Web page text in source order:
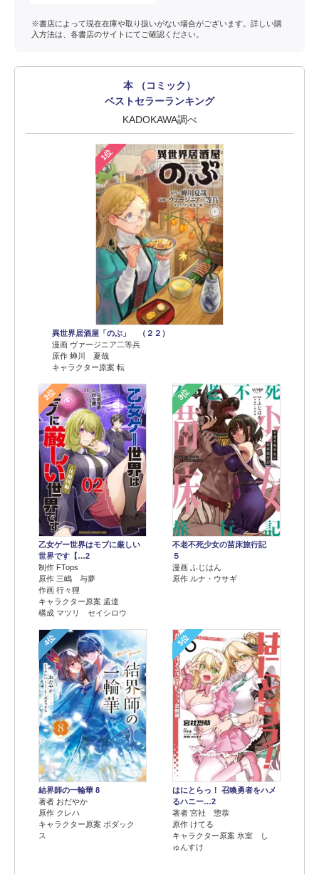
※書店によって現在在庫や取り扱いがない場合がございます。詳しい購
入方法は、各書店のサイトにてご確認ください。
本 （コミック）
ベストセラーランキング
KADOKAWA調べ
1位
異世界居酒屋「のぶ」 （２２）
漫画 ヴァージニア二等兵
原作 蝉川 夏哉
キャラクター原案 転
2位
乙女ゲー世界はモブに厳しい
世界です【…2
制作 FTops
原作 三嶋 与夢
作画 行々狸
キャラクター原案 孟達
構成 マツリ セイシロウ
3位
不老不死少女の苗床旅行記
５
漫画 ふじはん
原作 ルナ・ウサギ
4位
結界師の一輪華 8
著者 おだやか
原作 クレハ
キャラクター原案 ボダック
ス
5位
はにとらっ！ 召喚勇者をハメ
るハニー…2
著者 宮社 惣恭
原作 けてる
キャラクター原案 氷室 し
ゅんすけ